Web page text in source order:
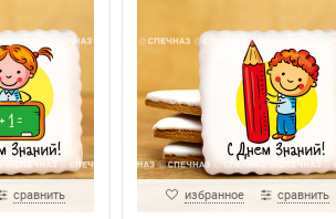
сравнить избранное сравнить